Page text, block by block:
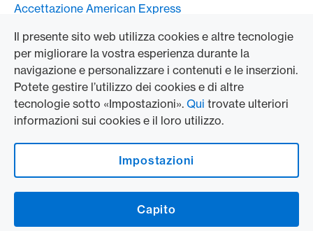
Il presente sito web utilizza cookies e altre tecnologie
per migliorare la vostra esperienza durante la
navigazione e personalizzare i contenuti e le inserzioni.
Potete gestire l’utilizzo dei cookies e di altre
tecnologie sotto «Impostazioni». Qui trovate ulteriori
informazioni sui cookies e il loro utilizzo.
Impostazioni
Capito
Accettazione American Express
L’AZIENDA
Swisscard AECS GmbH
American Express Globale
Contact & Social channels
American Express on Facebook
American Express Switzerland on Instagram
American Express Cards, issued by Swisscard AECS GmbH, Neugasse 18, 8810
Horgen | Copyright © 2026
Condizioni e note legali|Protezione dei dati|Impostazioni dei cookie